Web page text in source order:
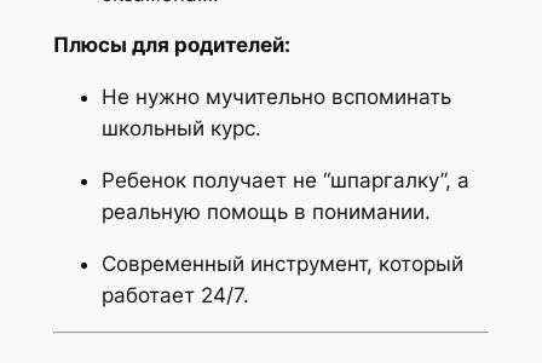
Плюсы для родителей:
Не нужно мучительно вспоминать
школьный курс.
Ребенок получает не “шпаргалку”, а
реальную помощь в понимании.
Современный инструмент, который
работает 24/7.